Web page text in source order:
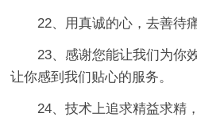
22、用真诚的心，去善待
23、感谢您能让我们为你
让你感到我们贴心的服务。
24、技术上追求精益求精